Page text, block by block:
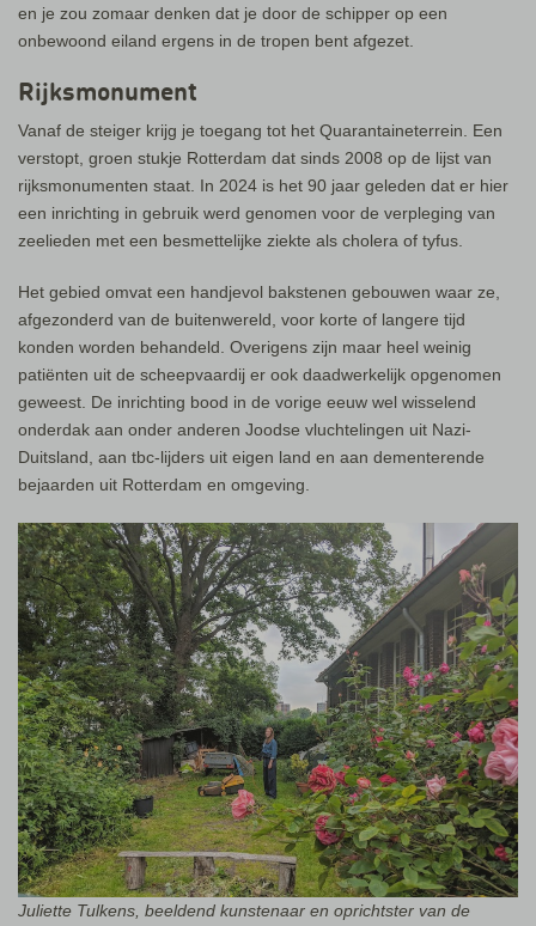
en je zou zomaar denken dat je door de schipper op een
onbewoond eiland ergens in de tropen bent afgezet.
Rijksmonument
Vanaf de steiger krijg je toegang tot het Quarantaineterrein. Een
verstopt, groen stukje Rotterdam dat sinds 2008 op de lijst van
rijksmonumenten staat. In 2024 is het 90 jaar geleden dat er hier
een inrichting in gebruik werd genomen voor de verpleging van
zeelieden met een besmettelijke ziekte als cholera of tyfus.
Het gebied omvat een handjevol bakstenen gebouwen waar ze,
afgezonderd van de buitenwereld, voor korte of langere tijd
konden worden behandeld. Overigens zijn maar heel weinig
patiënten uit de scheepvaardij er ook daadwerkelijk opgenomen
geweest. De inrichting bood in de vorige eeuw wel wisselend
onderdak aan onder anderen Joodse vluchtelingen uit Nazi-
Duitsland, aan tbc-lijders uit eigen land en aan dementerende
bejaarden uit Rotterdam en omgeving.
Juliette Tulkens, beeldend kunstenaar en oprichtster van de